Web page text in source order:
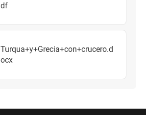
df
Turqua+y+Grecia+con+crucero.d
ocx